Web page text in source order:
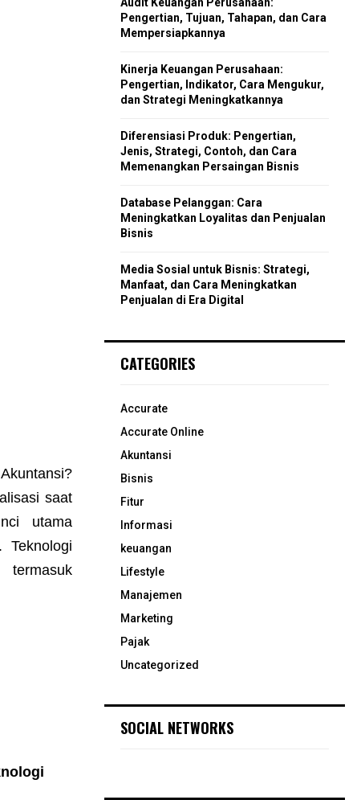
saat
utama
r
:
R
Pengertian, Tujuan, Tahapan, dan Cara
Mempersiapkannya
Kinerja Keuangan Perusahaan:
Pengertian, Indikator, Cara Mengukur,
dan Strategi Meningkatkannya
Diferensiasi Produk: Pengertian,
Jenis, Strategi, Contoh, dan Cara
Memenangkan Persaingan Bisnis
Database Pelanggan: Cara
Meningkatkan Loyalitas dan Penjualan
Bisnis
Media Sosial untuk Bisnis: Strategi,
Manfaat, dan Cara Meningkatkan
Penjualan di Era Digital
CATEGORIES
Accurate
Accurate Online
Akuntansi
Bisnis
Fitur
Informasi
keuangan
Lifestyle
Manajemen
Marketing
Pajak
Uncategorized
SOCIAL NETWORKS